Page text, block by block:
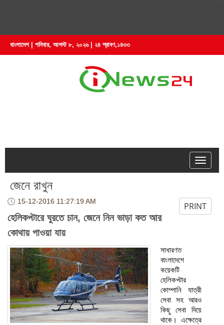
বাংলাদেশ | শনিবার, আগস্ট ৮, ২০২৬ | ২৪ শ্রাবণ,১৪৩৩
জেনে রাখুন
PRINT
15-12-2016 11:27:19 AM
হেলিকপ্টারে ঘুরতে চান, জেনে নিন ভাড়া কত আর
কোথায় পাওয়া যায়
সাধারণত
বাংলাদেশে
কয়েকটি
হেলিকপ্টার
কোম্পানি যাত্রী
সেবা সহ আরও
কিছু সেবা দিয়ে
থাকে। এক্ষেত্রে